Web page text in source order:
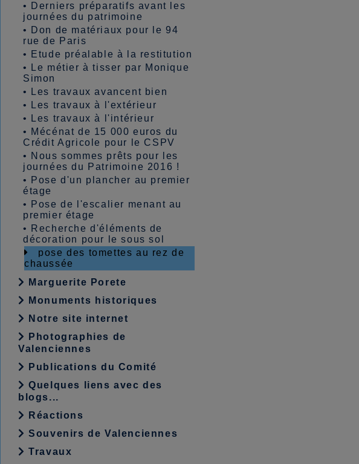
•
Derniers préparatifs avant les
journées du patrimoine
•
Don de matériaux pour le 94
rue de Paris
•
Etude préalable à la restitution
•
Le métier à tisser par Monique
Simon
•
Les travaux avancent bien
•
Les travaux à l'extérieur
•
Les travaux à l'intérieur
• Mécénat de 15 000 euros du
Crédit Agricole pour le CSPV
• Nous sommes prêts pour les
journées du Patrimoine 2016 !
•
Pose d'un plancher au premier
étage
•
Pose de l'escalier menant au
premier étage
•
Recherche d'éléments de
décoration pour le sous sol
pose des tomettes au rez de
chaussée
Marguerite Porete
Monuments historiques
Notre site internet
Photographies de
Valenciennes
Publications du Comité
Quelques liens avec des
blogs...
Réactions
Souvenirs de Valenciennes
Travaux